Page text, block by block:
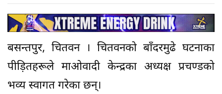
बसन्तपुर, चितवन । चितवनको बाँदरमुढे घटनाका
पीड़ितहरूले माओवादी केन्द्रका अध्यक्ष प्रचण्डको
भव्य स्वागत गरेका छन्।